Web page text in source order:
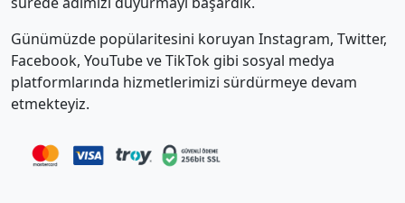
Günümüzde popülaritesini koruyan Instagram, Twitter,
Facebook, YouTube ve TikTok gibi sosyal medya
platformlarında hizmetlerimizi sürdürmeye devam
etmekteyiz.